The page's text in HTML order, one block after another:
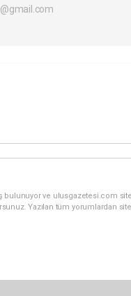
bulunuyor ve ulusgazetesi.com
Yazılan tüm yorumlardan